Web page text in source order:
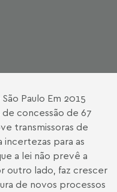
Paulo Em 2015
concessão de 67
transmissoras de
incertezas para as
a lei não prevê a
outro lado, faz crescer
de novos processos